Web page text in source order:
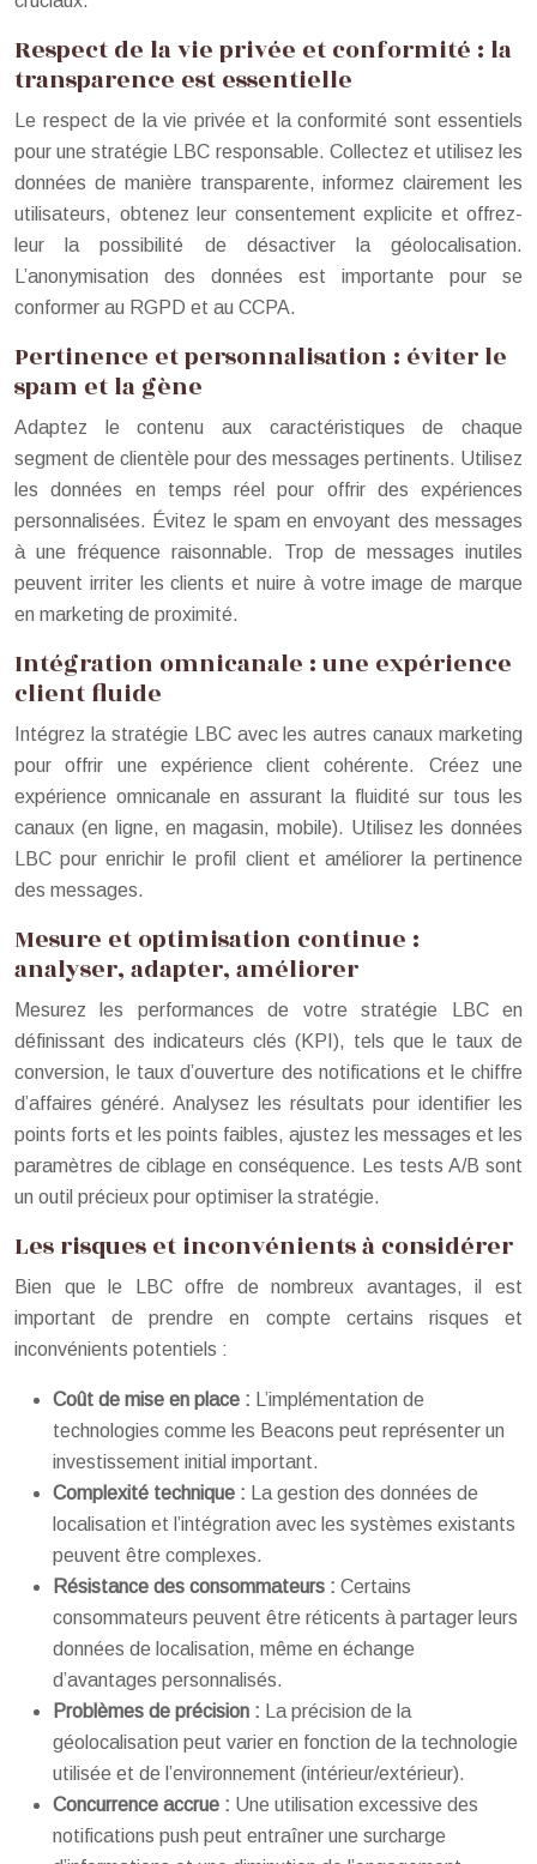
Respect de la vie privée et conformité : la
transparence est essentielle
Le respect de la vie privée et la conformité sont essentiels
pour une stratégie LBC responsable. Collectez et utilisez les
données de manière transparente, informez clairement les
utilisateurs, obtenez leur consentement explicite et offrez-
leur la possibilité de désactiver la géolocalisation.
L’anonymisation des données est importante pour se
conformer au RGPD et au CCPA.
Pertinence et personnalisation : éviter le
spam et la gène
Adaptez le contenu aux caractéristiques de chaque
segment de clientèle pour des messages pertinents. Utilisez
les données en temps réel pour offrir des expériences
personnalisées. Évitez le spam en envoyant des messages
à une fréquence raisonnable. Trop de messages inutiles
peuvent irriter les clients et nuire à votre image de marque
en marketing de proximité.
Intégration omnicanale : une expérience
client fluide
Intégrez la stratégie LBC avec les autres canaux marketing
pour offrir une expérience client cohérente. Créez une
expérience omnicanale en assurant la fluidité sur tous les
canaux (en ligne, en magasin, mobile). Utilisez les données
LBC pour enrichir le profil client et améliorer la pertinence
des messages.
Mesure et optimisation continue :
analyser, adapter, améliorer
Mesurez les performances de votre stratégie LBC en
définissant des indicateurs clés (KPI), tels que le taux de
conversion, le taux d’ouverture des notifications et le chiffre
d’affaires généré. Analysez les résultats pour identifier les
points forts et les points faibles, ajustez les messages et les
paramètres de ciblage en conséquence. Les tests A/B sont
un outil précieux pour optimiser la stratégie.
Les risques et inconvénients à considérer
Bien que le LBC offre de nombreux avantages, il est
important de prendre en compte certains risques et
inconvénients potentiels :
Coût de mise en place :
L’implémentation de
technologies comme les Beacons peut représenter un
investissement initial important.
Complexité technique :
La gestion des données de
localisation et l’intégration avec les systèmes existants
peuvent être complexes.
Résistance des consommateurs : Certains
consommateurs peuvent être réticents à partager leurs
données de localisation, même en échange
d’avantages personnalisés.
Problèmes de précision :
La précision de la
géolocalisation peut varier en fonction de la technologie
utilisée et de l’environnement (intérieur/extérieur).
Concurrence accrue : Une utilisation excessive des
notifications push peut entraîner une surcharge